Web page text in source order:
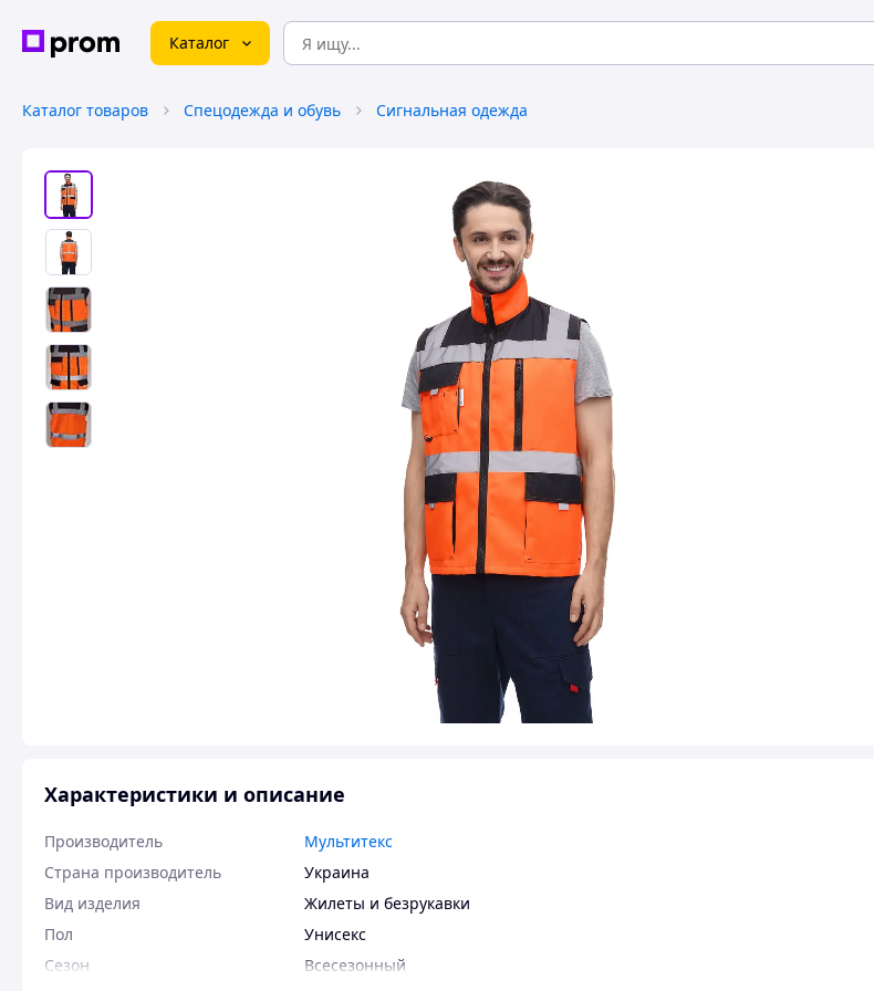
Каталог
Каталог товаров Спецодежда и обувь Сигнальная одежда
Характеристики и описание
Производитель
Мультитекс
Страна производитель
Украина
Вид изделия
Жилеты и безрукавки
Пол
Унисекс
Сезон
Всесезонный